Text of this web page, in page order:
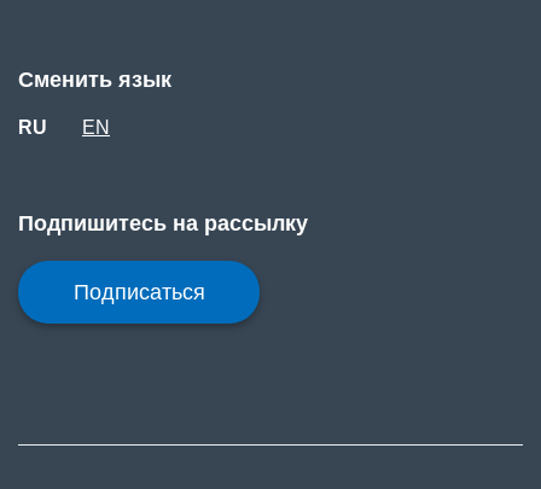
Сменить язык
RU EN
Подпишитесь на рассылку
Подписаться